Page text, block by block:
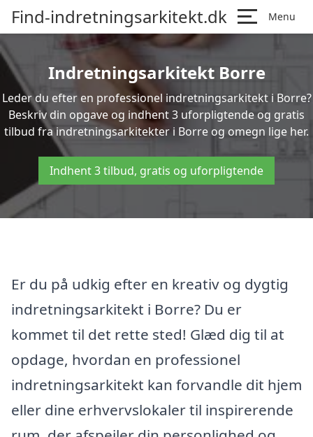
Find-indretningsarkitekt.dk Menu
Indretningsarkitekt Borre
Leder du efter en professionel indretningsarkitekt i Borre?
Beskriv din opgave og indhent 3 uforpligtende og gratis
tilbud fra indretningsarkitekter i Borre og omegn lige her.
Indhent 3 tilbud, gratis og uforpligtende
Er du på udkig efter en kreativ og dygtig
indretningsarkitekt i Borre? Du er
kommet til det rette sted! Glæd dig til at
opdage, hvordan en professionel
indretningsarkitekt kan forvandle dit hjem
eller dine erhvervslokaler til inspirerende